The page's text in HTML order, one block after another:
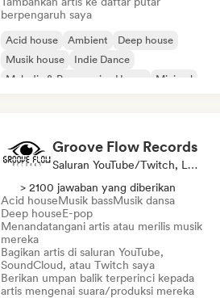
berpengaruh saya
Acid house Ambient
Deep house
Musik house
Indie Dance
Melodic & Progressive House
Minimal
Groove Flow Records
Saluran YouTube/Twitch, Label, Ahli Suara
> 2100 jawaban yang diberikan
Acid houseMusik bassMusik dansa
Deep houseE-pop
Menandatangani artis atau merilis musik
mereka
Bagikan artis di saluran YouTube,
SoundCloud, atau Twitch saya
Berikan umpan balik terperinci kepada
artis mengenai suara/produksi mereka